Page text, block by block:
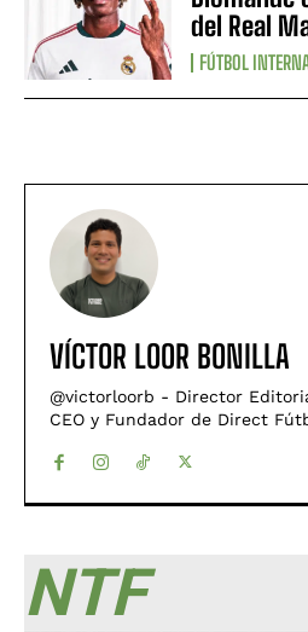
del Real
FÚTBOL
VÍCTOR LOOR BONILLA
@victorloorb - Director
CEO y Fundador de Direct
NTF